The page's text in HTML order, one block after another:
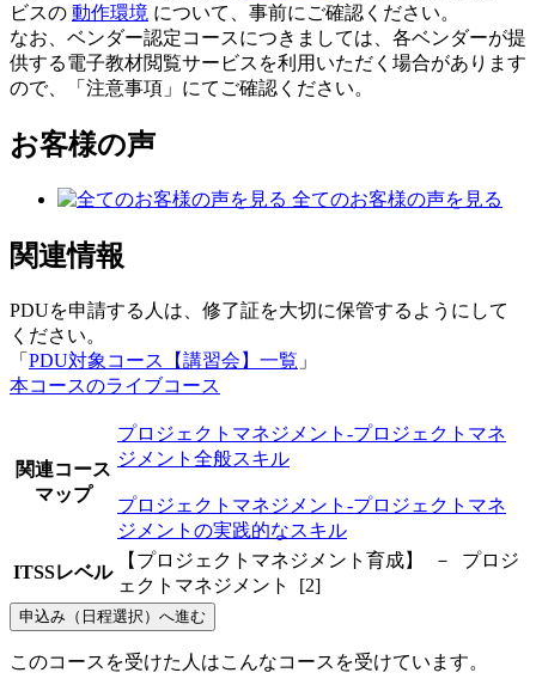
ビスの 動作環境 について、事前にご確認ください。
なお、ベンダー認定コースにつきましては、各ベンダーが提
供する電子教材閲覧サービスを利用いただく場合があります
ので、「注意事項」にてご確認ください。
お客様の声
全てのお客様の声を見る
関連情報
PDUを申請する人は、修了証を大切に保管するようにして
ください。
「 PDU対象コース【講習会】一覧 」
本コースのライブコース
関連コース
マップ
プロジェクトマネジメント-プロジェクトマネ
ジメント全般スキル
プロジェクトマネジメント-プロジェクトマネ
ジメントの実践的なスキル
ITSSレベル
【プロジェクトマネジメント育成】 － プロジ
ェクトマネジメント [2]
申込み（日程選択）へ進む
このコースを受けた人はこんなコースを受けています。